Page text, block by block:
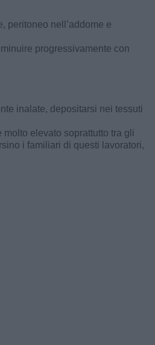
peritoneo nell’addome e
progressivamente con
inalate, depositarsi nei tessuti
elevato soprattutto tra gli
i familiari di questi lavoratori,